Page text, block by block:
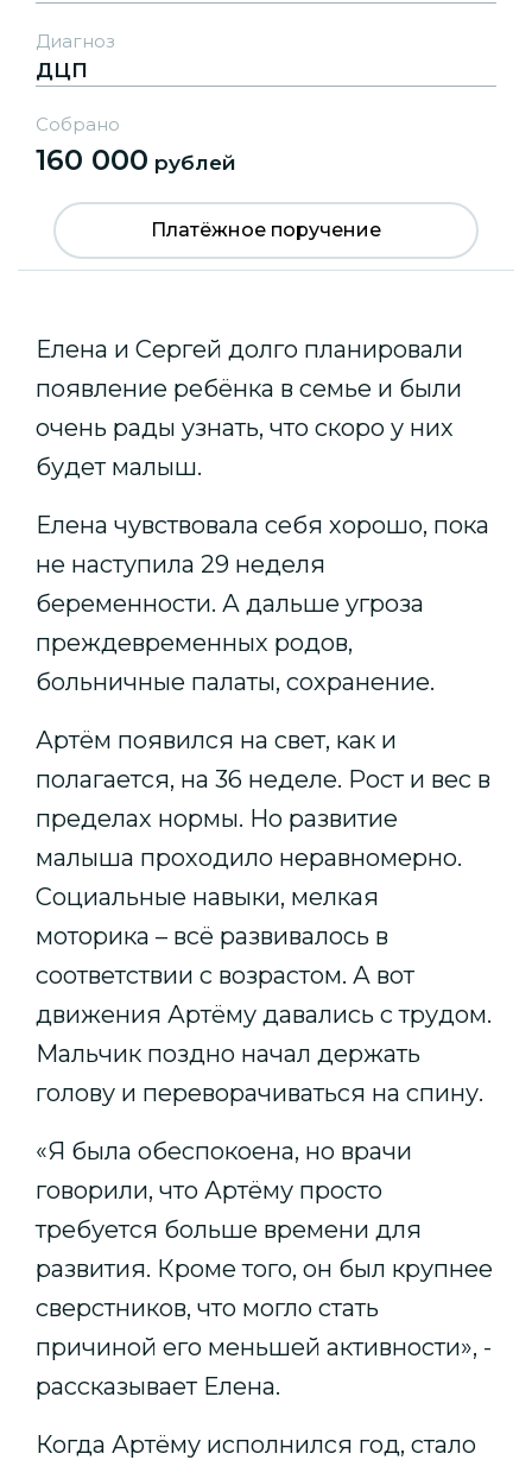
Диагноз
ДЦП
Собрано
160 000 рублей
Платёжное поручение
Елена и Сергей долго планировали
появление ребёнка в семье и были
очень рады узнать, что скоро у них
будет малыш.
Елена чувствовала себя хорошо, пока
не наступила 29 неделя
беременности. А дальше угроза
преждевременных родов,
больничные палаты, сохранение.
Артём появился на свет, как и
полагается, на 36 неделе. Рост и вес в
пределах нормы. Но развитие
малыша проходило неравномерно.
Социальные навыки, мелкая
моторика – всё развивалось в
соответствии с возрастом. А вот
движения Артёму давались с трудом.
Мальчик поздно начал держать
голову и переворачиваться на спину.
«Я была обеспокоена, но врачи
говорили, что Артёму просто
требуется больше времени для
развития. Кроме того, он был крупнее
сверстников, что могло стать
причиной его меньшей активности», -
рассказывает Елена.
Когда Артёму исполнился год, стало